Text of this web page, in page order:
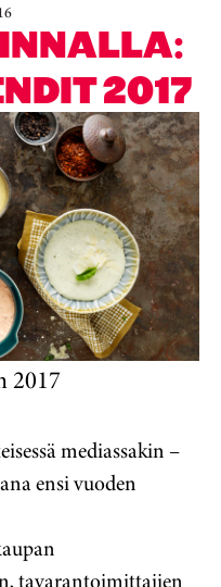
2017
2017
mediassakin –
ensi vuoden